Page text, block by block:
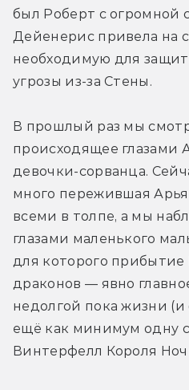
был Роберт с огромной
Дейенерис привела на
необходимую для
угрозы из-за Стены.
В прошлый раз мы
происходящее глазами
девочки-сорванца.
много пережившая
всеми в толпе, а мы
глазами маленького
для которого прибытие
драконов — явно
недолгой пока жизни (и
ещё как минимум одну
Винтерфелл Короля